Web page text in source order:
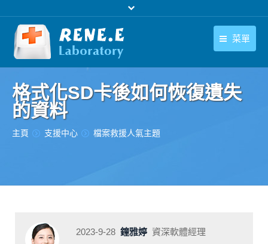
菜單
下載中心
購買
繁體中文
格式化SD卡後如何恢復遺失
的資料
您在此处：
主頁 支援中心 檔案救援人氣主題
2023-9-28 鐘雅婷 資深軟體經理